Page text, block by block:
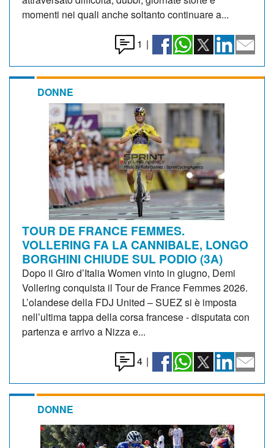
momenti nei quali anche soltanto continuare a...
1 |
DONNE
TOUR DE FRANCE FEMMES.
VOLLERING FA LA CANNIBALE, LONGO
BORGHINI CHIUDE SUL PODIO (3A)
Dopo il Giro d’Italia Women vinto in giugno, Demi
Vollering conquista il Tour de France Femmes 2026.
L’olandese della FDJ United – SUEZ si è imposta
nell’ultima tappa della corsa francese - disputata con
partenza e arrivo a Nizza e...
4 |
DONNE